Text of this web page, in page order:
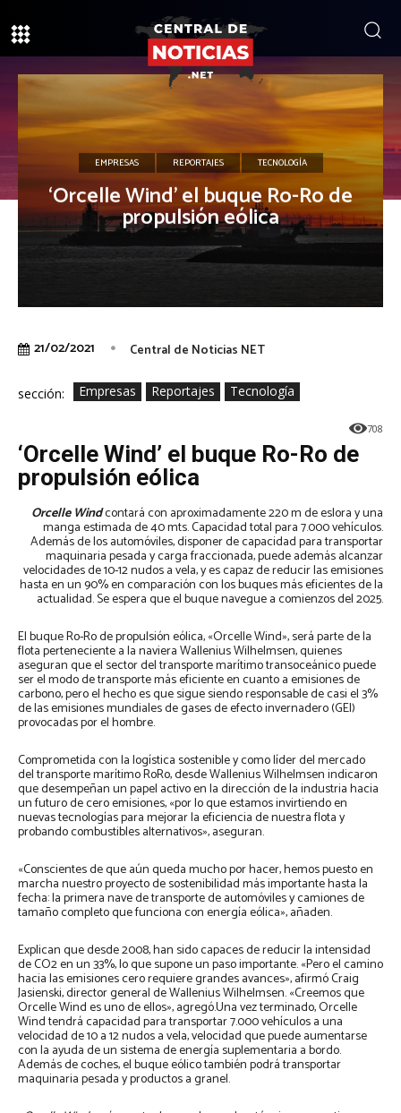
EMPRESAS REPORTAJES TECNOLOGÍA
‘Orcelle Wind’ el buque Ro-Ro de
propulsión eólica
21/02/2021 Central de Noticias NET
sección: Empresas Reportajes Tecnología
708
‘Orcelle Wind’ el buque Ro-Ro de
propulsión eólica
Orcelle Windcontará con aproximadamente 220 m de eslora y una
manga estimada de 40 mts. Capacidad total para 7.000 vehículos.
Además de los automóviles, disponer de capacidad para transportar
maquinaria pesada y carga fraccionada, puede además alcanzar
velocidades de 10-12 nudos a vela, y es capaz de reducir las emisiones
hasta en un 90% en comparación con los buques más eficientes de la
actualidad. Se espera que el buque navegue a comienzos del 2025.
El buque Ro-Ro de propulsión eólica, «Orcelle Wind», será parte de la
flota perteneciente a la naviera Wallenius Wilhelmsen, quienes
aseguran que el sector del transporte marítimo transoceánico puede
ser el modo de transporte más eficiente en cuanto a emisiones de
carbono, pero el hecho es que sigue siendo responsable de casi el 3%
de las emisiones mundiales de gases de efecto invernadero (GEI)
provocadas por el hombre.
Comprometida con la logística sostenible y como líder del mercado
del transporte marítimo RoRo, desde Wallenius Wilhelmsen indicaron
que desempeñan un papel activo en la dirección de la industria hacia
un futuro de cero emisiones, «por lo que estamos invirtiendo en
nuevas tecnologías para mejorar la eficiencia de nuestra flota y
probando combustibles alternativos», aseguran.
«Conscientes de que aún queda mucho por hacer, hemos puesto en
marcha nuestro proyecto de sostenibilidad más importante hasta la
fecha: la primera nave de transporte de automóviles y camiones de
tamaño completo que funciona con energía eólica», añaden.
Explican que desde 2008, han sido capaces de reducir la intensidad
de CO2 en un 33%, lo que supone un paso importante. «Pero el camino
hacia las emisiones cero requiere grandes avances», afirmó Craig
Jasienski, director general de Wallenius Wilhelmsen. «Creemos que
Orcelle Wind es uno de ellos», agregó.Una vez terminado, Orcelle
Wind tendrá capacidad para transportar 7.000 vehículos a una
velocidad de 10 a 12 nudos a vela, velocidad que puede aumentarse
con la ayuda de un sistema de energía suplementaria a bordo.
Además de coches, el buque eólico también podrá transportar
maquinaria pesada y productos a granel.